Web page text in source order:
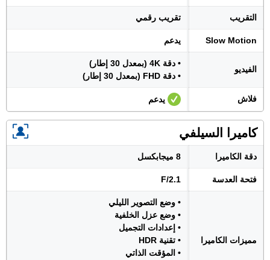
التقريب تقريب رقمي
Slow Motion يدعم
الفيديو
• دقة 4K (بمعدل 30 إطار)
• دقة FHD (بمعدل 30 إطار)
فلاش يدعم
كاميرا السيلفي
دقة الكاميرا 8 ميجابكسل
فتحة العدسة F/2.1
مميزات الكاميرا
• وضع التصوير الليلي
• وضع عزل الخلفية
• إعدادات التجميل
• تقنية HDR
• المؤقت الذاتي